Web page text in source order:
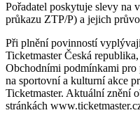
Pořadatel poskytuje slevy na
průkazu ZTP/P) a jejich
Při plnění povinností
Ticketmaster Česká
Obchodními podmínkami pro
na sportovní a kulturní akce
Ticketmaster. Aktuální znění
stránkách